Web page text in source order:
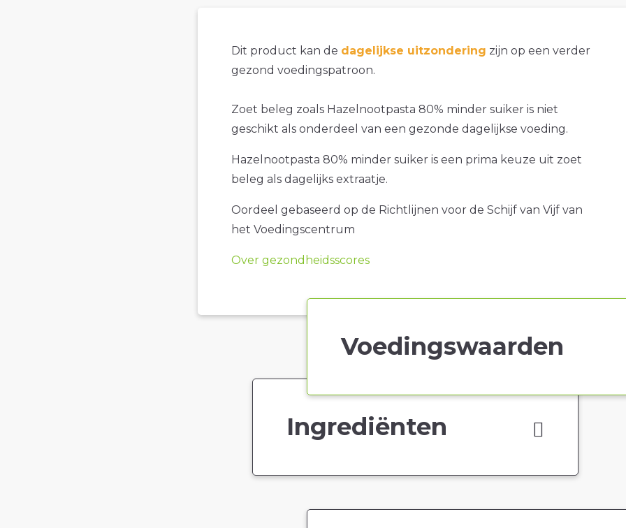
Dit product kan de dagelijkse uitzondering zijn op een verder
gezond voedingspatroon.
Zoet beleg zoals Hazelnootpasta 80% minder suiker is niet
geschikt als onderdeel van een gezonde dagelijkse voeding.
Hazelnootpasta 80% minder suiker is een prima keuze uit zoet
beleg als dagelijks extraatje.
Oordeel gebaseerd op de Richtlijnen voor de Schijf van Vijf van
het Voedingscentrum
Over gezondheidsscores
Voedingswaarden
Ingrediënten